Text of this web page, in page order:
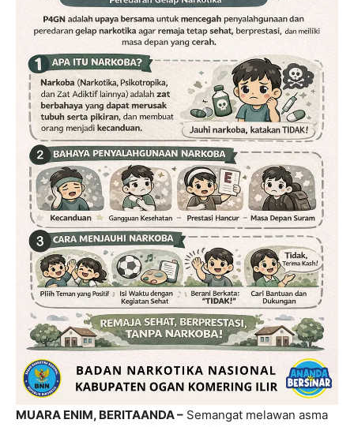
MUARA ENIM, BERITAANDA – Semangat melawan asma